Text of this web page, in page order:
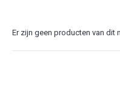
Er zijn geen producten van dit